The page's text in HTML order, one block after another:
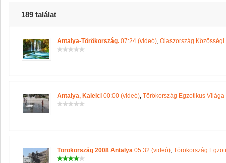
189 találat
Antalya-Törökország. 07:24 (videó), Olaszország Közösségi
Antalya, Kaleici 00:00 (videó), Törökország Egzotikus Világa
Törökország 2008 Antalya 05:32 (videó), Törökország